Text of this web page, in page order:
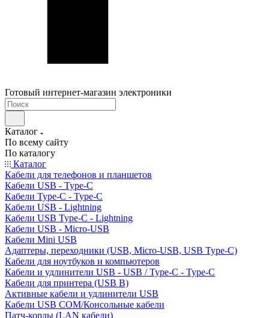
Готовый интернет-магазин электроники
Каталог
По всему сайту
По каталогу
Каталог
Кабели для телефонов и планшетов
Кабели USB - Type-C
Кабели Type-C - Type-C
Кабели USB - Lightning
Кабели USB Type-C - Lightning
Кабели USB - Micro-USB
Кабели Mini USB
Адаптеры, переходники (USB, Micro-USB, USB Type-C)
Кабели для ноутбуков и компьютеров
Кабели и удлинители USB - USB / Type-C - Type-C
Кабели для принтера (USB B)
Активные кабели и удлинители USB
Кабели USB COM/Консольные кабели
Патч-корды (LAN кабели)